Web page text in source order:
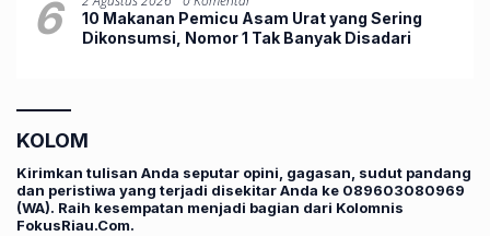
6
10 Makanan Pemicu Asam Urat yang Sering
Dikonsumsi, Nomor 1 Tak Banyak Disadari
KOLOM
Kirimkan tulisan Anda seputar opini, gagasan, sudut pandang
dan peristiwa yang terjadi disekitar Anda ke 089603080969
(WA). Raih kesempatan menjadi bagian dari Kolomnis
FokusRiau.Com.